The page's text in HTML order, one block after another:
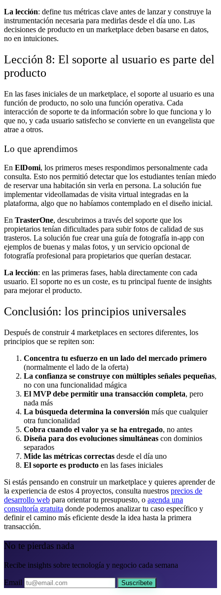
La lección: define tus métricas clave antes de lanzar y construye la
instrumentación necesaria para medirlas desde el día uno. Las
decisiones de producto en un marketplace deben basarse en datos,
no en intuiciones.
Lección 8: El soporte al usuario es parte del
producto
En las fases iniciales de un marketplace, el soporte al usuario es una
función de producto, no solo una función operativa. Cada
interacción de soporte te da información sobre lo que funciona y lo
que no, y cada usuario satisfecho se convierte en un evangelista que
atrae a otros.
Lo que aprendimos
En ElDomi, los primeros meses respondimos personalmente cada
consulta. Esto nos permitió detectar que los estudiantes tenían miedo
de reservar una habitación sin verla en persona. La solución fue
implementar videollamadas de visita virtual integradas en la
plataforma, algo que no habíamos contemplado en el diseño inicial.
En TrasterOne, descubrimos a través del soporte que los
propietarios tenían dificultades para subir fotos de calidad de sus
trasteros. La solución fue crear una guía de fotografía in-app con
ejemplos de buenas y malas fotos, y un servicio opcional de
fotografía profesional para propietarios que querían destacar.
La lección: en las primeras fases, habla directamente con cada
usuario. El soporte no es un coste, es tu principal fuente de insights
para mejorar el producto.
Conclusión: los principios universales
Después de construir 4 marketplaces en sectores diferentes, los
principios que se repiten son:
Concentra tu esfuerzo en un lado del mercado primero
(normalmente el lado de la oferta)
La confianza se construye con múltiples señales pequeñas,
no con una funcionalidad mágica
El MVP debe permitir una transacción completa, pero
nada más
La búsqueda determina la conversión más que cualquier
otra funcionalidad
Cobra cuando el valor ya se ha entregado, no antes
Diseña para dos evoluciones simultáneas con dominios
separados
Mide las métricas correctas desde el día uno
El soporte es producto en las fases iniciales
Si estás pensando en construir un marketplace y quieres aprender de
la experiencia de estos 4 proyectos, consulta nuestros precios de
desarrollo web para orientar tu presupuesto, o agenda una
consultoría gratuita donde podemos analizar tu caso específico y
definir el camino más eficiente desde la idea hasta la primera
transacción.
No te pierdas nada
Recibe insights sobre tecnología y negocio cada semana
Email Suscríbete